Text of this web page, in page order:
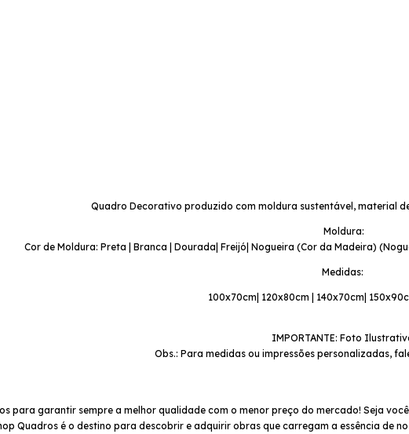
Quadro Decorativo produzido com moldura sustentável, material
Moldura:
Cor de Moldura: Preta | Branca | Dourada| Freijó| Nogueira (Cor da Madeira)
Medidas:
100x70cm| 120x80cm | 140x70cm|
IMPORTANTE: Foto
Obs.: Para medidas ou impressões personalizadas,
para garantir sempre a melhor qualidade com o menor preço do mercado! Seja
Quadros é o destino para descobrir e adquirir obras que carregam a essência de